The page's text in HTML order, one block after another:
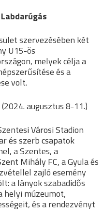
szervezésében két
U15-ös
melyek célja a
és a
volt.
augusztus 8-11.)
Városi Stadion
és szerb csapatok
a Szentes, a
Mihály FC, a Gyula és
zajló esemény
a lányok szabadidős
múzeumot,
és a rendezvényt